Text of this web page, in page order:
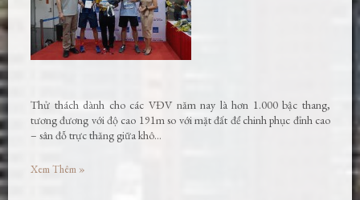
Thử thách dành cho các VĐV năm nay là hơn 1.000 bậc thang,
tương đương với độ cao 191m so với mặt đất để chinh phục đỉnh cao
– sân đỗ trực thăng giữa khô…
Xem Thêm »